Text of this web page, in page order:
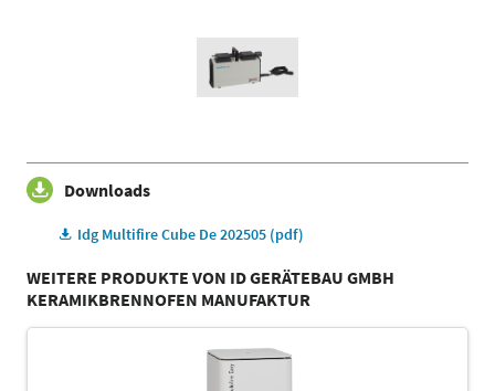
Downloads
Idg Multifire Cube De 202505 (pdf)
WEITERE PRODUKTE VON ID GERÄTEBAU GMBH
KERAMIKBRENNOFEN MANUFAKTUR